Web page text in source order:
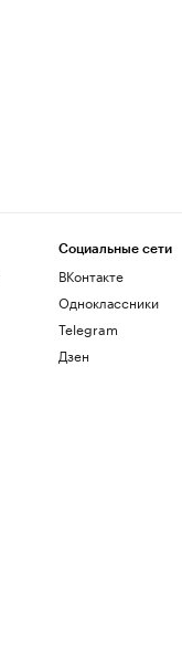
Социальные сети
ВКонтакте
Одноклассники
Telegram
Дзен